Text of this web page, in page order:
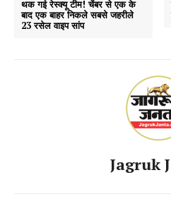
थक गई रेस्क्यू टीम! चेंबर से एक के
बाद एक बाहर निकले सबसे जहरीले
23 रसेल वाइप सांप
Jagruk